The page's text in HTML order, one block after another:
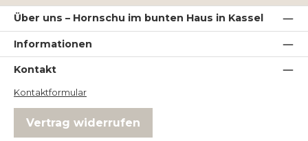
Über uns – Hornschu im bunten Haus in Kassel
Informationen
Kontakt
Kontaktformular
Vertrag widerrufen